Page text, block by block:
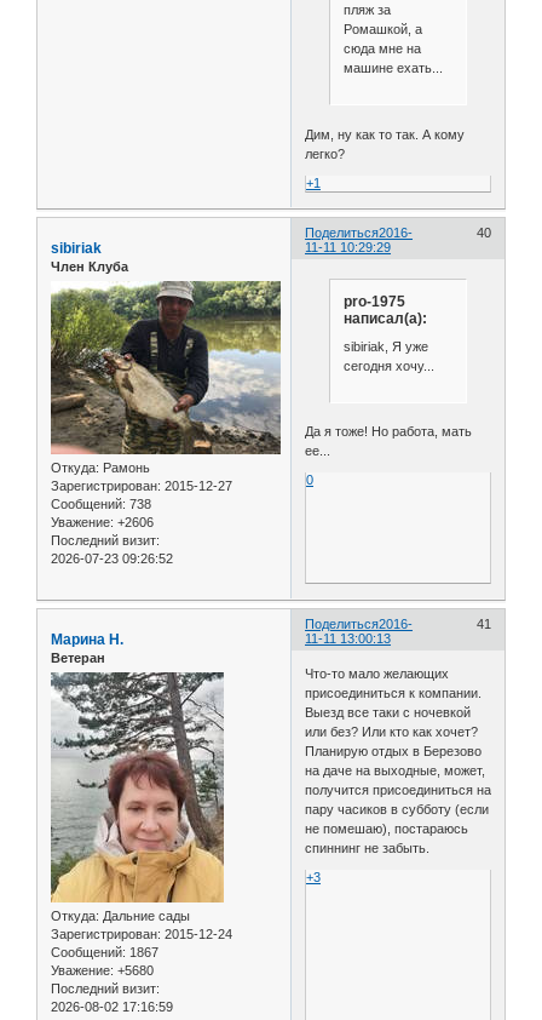
пляж за
Ромашкой, а
сюда мне на
машине ехать...
Дим, ну как то так. А кому
легко?
+1
Поделиться 40
2016-
11-11 10:29:29
sibiriak
Член Клуба
Откуда: Рамонь
Зарегистрирован: 2015-12-27
Сообщений: 738
Уважение: +2606
Последний визит:
2026-07-23 09:26:52
pro-1975
написал(а):
sibiriak, Я уже
сегодня хочу...
Да я тоже! Но работа, мать
ее...
0
Поделиться 41
2016-
11-11 13:00:13
Марина Н.
Ветеран
Откуда: Дальние сады
Зарегистрирован: 2015-12-24
Сообщений: 1867
Уважение: +5680
Последний визит:
2026-08-02 17:16:59
Что-то мало желающих
присоединиться к компании.
Выезд все таки с ночевкой
или без? Или кто как хочет?
Планирую отдых в Березово
на даче на выходные, может,
получится присоединиться на
пару часиков в субботу (если
не помешаю), постараюсь
спиннинг не забыть.
+3